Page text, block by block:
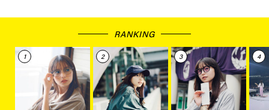
RANKING